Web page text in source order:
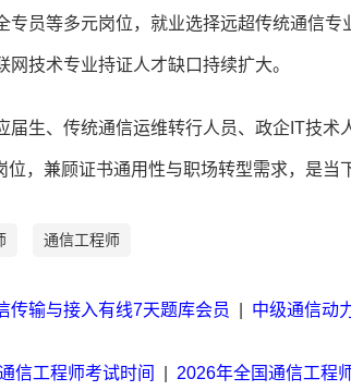
专员等多元岗位，就业选择远超传统通信
网技术专业持证人才缺口持续扩大。
届生、传统通信运维转行人员、政企IT技
位，兼顾证书通用性与职场转型需求，是当
通信工程师
传输与接入有线7天题库会员 中级通信动
信工程师考试时间 2026年全国通信工程